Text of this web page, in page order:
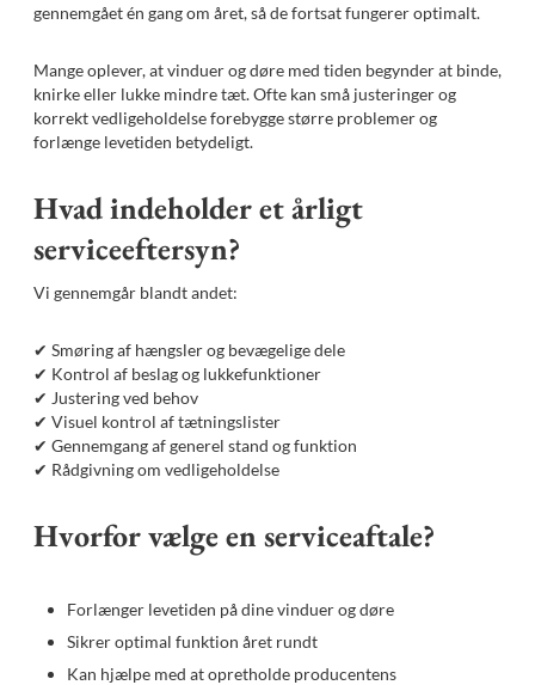
gennemgået én gang om året, så de fortsat fungerer optimalt.
Mange oplever, at vinduer og døre med tiden begynder at binde,
knirke eller lukke mindre tæt. Ofte kan små justeringer og
korrekt vedligeholdelse forebygge større problemer og
forlænge levetiden betydeligt.
Hvad indeholder et årligt
serviceeftersyn?
Vi gennemgår blandt andet:
✔ Smøring af hængsler og bevægelige dele
✔ Kontrol af beslag og lukkefunktioner
✔ Justering ved behov
✔ Visuel kontrol af tætningslister
✔ Gennemgang af generel stand og funktion
✔ Rådgivning om vedligeholdelse
Hvorfor vælge en serviceaftale?
Forlænger levetiden på dine vinduer og døre
Sikrer optimal funktion året rundt
Kan hjælpe med at opretholde producentens